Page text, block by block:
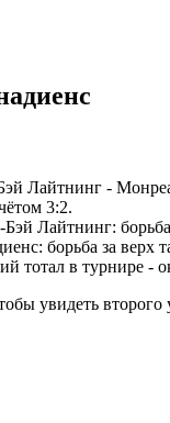
Лайтнинг -
3:2.
Лайтнинг:
борьба за верх
тотал в турнире -
увидеть второго